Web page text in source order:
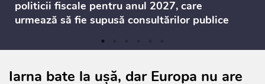
politicii fiscale pentru anul 2027, care
urmează să fie supusă consultărilor publice
Iarna bate la ușă, dar Europa nu are